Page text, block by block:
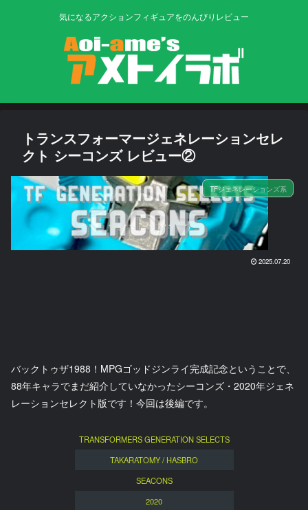
気になるアクションフィギュアをのんびりレビュー
トランスフォーマージェネレーションセレ
クト シーコンズ レビュー②
TFジェネレーションズ系
2025.07.20
バックトゥザ1988！MPGゴッドジンライ完成記念ということで、
88年キャラでまだ紹介していなかったシーコンズ・2020年ジェネ
レーションセレクト版です！今回は後編です。
TRANSFORMERS GENERATION SELECTS
TAKARATOMY / HASBRO
SEACONS
2020